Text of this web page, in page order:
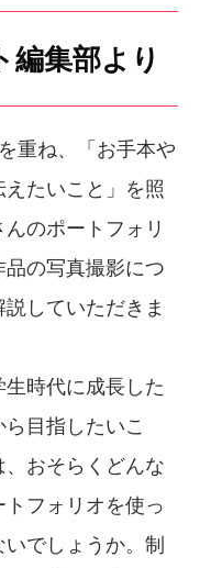
集部より
重ね、「お手本や
たいこと」を照
のポートフォリ
の写真撮影につ
していただきま
時代に成長した
目指したいこ
おそらくどんな
フォリオを使っ
でしょうか。制